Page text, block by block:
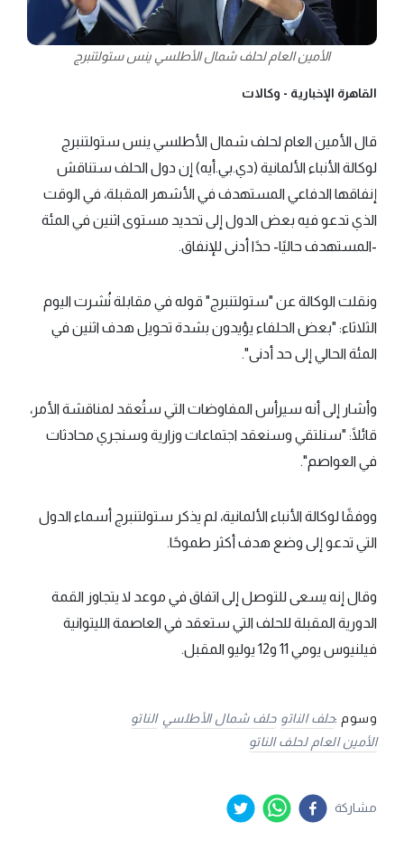
الأمين العام لحلف شمال الأطلسي ينس ستولتنبرج
القاهرة الإخبارية - وكالات
قال الأمين العام لحلف شمال الأطلسي ينس ستولتنبرج
لوكالة الأنباء الألمانية (دي.بي.أيه) إن دول الحلف ستناقش
إنفاقها الدفاعي المستهدف في الأشهر المقبلة، في الوقت
الذي تدعو فيه بعض الدول إلى تحديد مستوى اثنين في المئة
-المستهدف حاليًا- حدًا أدنى للإنفاق.
ونقلت الوكالة عن "ستولتنبرج" قوله في مقابلة نُشرت اليوم
الثلاثاء: "بعض الحلفاء يؤيدون بشدة تحويل هدف اثنين في
المئة الحالي إلى حد أدنى".
وأشار إلى أنه سيرأس المفاوضات التي ستُعقد لمناقشة الأمر،
قائلًا: "سنلتقي وسنعقد اجتماعات وزارية وسنجري محادثات
في العواصم".
ووفقًا لوكالة الأنباء الألمانية، لم يذكر ستولتنبرج أسماء الدول
التي تدعو إلى وضع هدف أكثر طموحًا.
وقال إنه يسعى للتوصل إلى اتفاق في موعد لا يتجاوز القمة
الدورية المقبلة للحلف التي ستعقد في العاصمة الليتوانية
فيلنيوس يومي 11 و12 يوليو المقبل.
وسوم :حلف الناتو حلف شمال الأطلسي الناتو
الأمين العام لحلف الناتو
مشاركة